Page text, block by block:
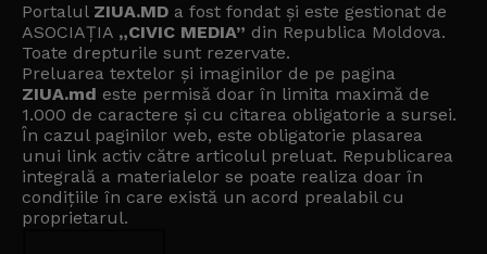
Portalul ZIUA.MD a fost fondat și este gestionat de
ASOCIAȚIA „CIVIC MEDIA” din Republica Moldova.
Toate drepturile sunt rezervate.
Preluarea textelor și imaginilor de pe pagina
ZIUA.md este permisă doar în limita maximă de
1.000 de caractere și cu citarea obligatorie a sursei.
În cazul paginilor web, este obligatorie plasarea
unui link activ către articolul preluat. Republicarea
integrală a materialelor se poate realiza doar în
condițiile în care există un acord prealabil cu
proprietarul.